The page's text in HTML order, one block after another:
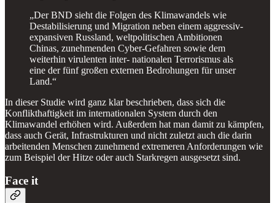
„Der BND sieht die Folgen des Klimawandels wie
Destabilisierung und Migration neben einem aggressiv-
expansiven Russland, weltpolitischen Ambitionen
Chinas, zunehmenden Cyber-Gefahren sowie dem
weiterhin virulenten inter- nationalen Terrorismus als
eine der fünf großen externen Bedrohungen für unser
Land.“
In dieser Studie wird ganz klar beschrieben, dass sich die
Konflikthaftigkeit im internationalen System durch den
Klimawandel erhöhen wird. Außerdem hat man damit zu kämpfen,
dass auch Gerät, Infrastrukturen und nicht zuletzt auch die darin
arbeitenden Menschen zunehmend extremeren Anforderungen wie
zum Beispiel der Hitze oder auch Starkregen ausgesetzt sind.
Face it